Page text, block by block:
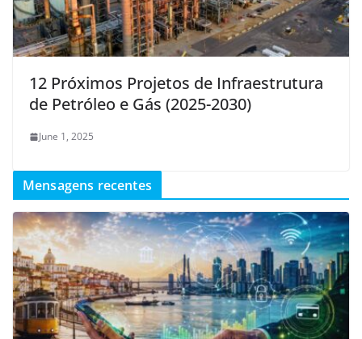
12 Próximos Projetos de Infraestrutura
de Petróleo e Gás (2025-2030)
June 1, 2025
Mensagens recentes